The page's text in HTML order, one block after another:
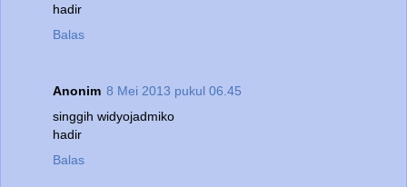
hadir
Balas
Anonim 8 Mei 2013 pukul 06.45
singgih widyojadmiko
hadir
Balas